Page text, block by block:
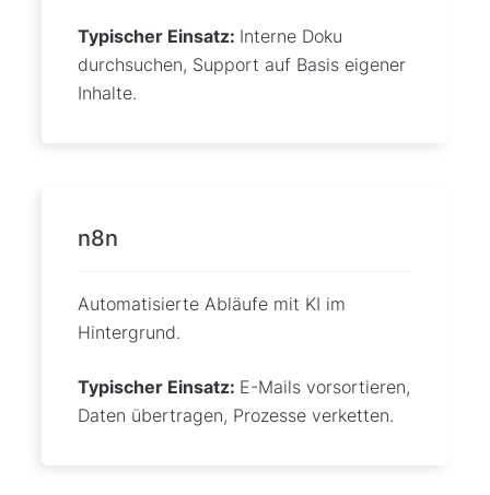
Typischer Einsatz: Interne Doku
durchsuchen, Support auf Basis eigener
Inhalte.
n8n
Automatisierte Abläufe mit KI im
Hintergrund.
Typischer Einsatz: E-Mails vorsortieren,
Daten übertragen, Prozesse verketten.